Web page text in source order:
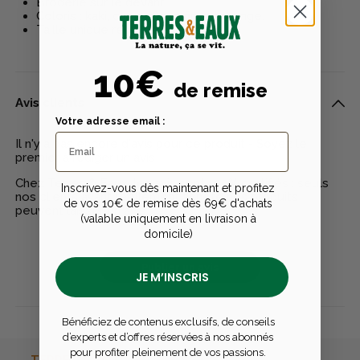
Coloris : kaki, camouflage fire et orange.
Taille unique réglable à l'arrière.
Avis clients
Il n'y a pas encore d'avis pour ce produit - Soyez le
premier à rédiger un avis
Chez Terres & Eaux, les avis sont 100% certifiés : seuls
nos clients ayant réellement acheté nos produits
peuvent laisser un avis
10€ de remise
Votre adresse email :
Inscrivez-vous dès maintenant et profitez
de vos 10€ de remise dès 69€ d'achats
(valable uniquement en livraison à
domicile)
JE M’INSCRIS
Bénéficiez de contenus exclusifs, de conseils
d’experts et d’offres réservées à nos abonnés
pour profiter pleinement de vos passions.